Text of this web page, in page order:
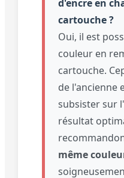
d'encre en
cartouche ?
Oui, il est
couleur en
cartouche.
de l'ancienne
subsister sur
résultat
même